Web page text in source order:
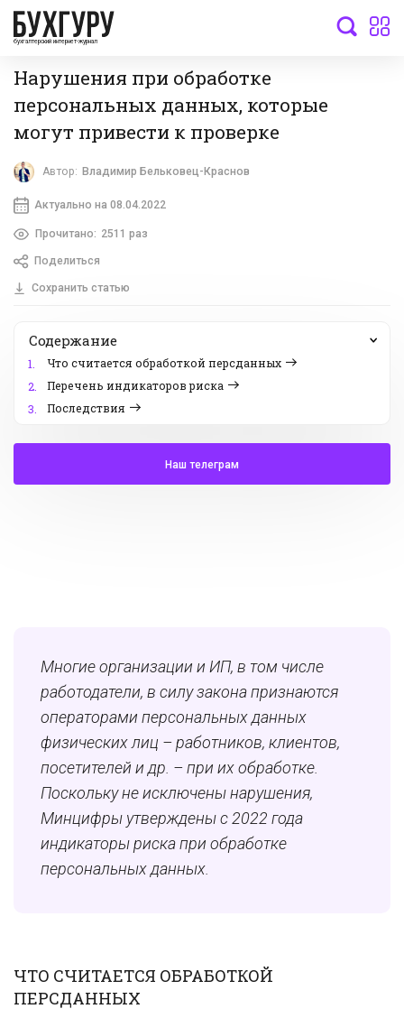
бухгалтерский интернет-журнал
Нарушения при обработке
персональных данных, которые
могут привести к проверке
Автор: Владимир Бельковец-Краснов
Актуально на 08.04.2022
Прочитано: 2511 раз
Поделиться
Сохранить статью
Содержание
1.
Что считается обработкой персданных
2.
Перечень индикаторов риска
3.
Последствия
Наш телеграм
Многие организации и ИП, в том числе
работодатели, в силу закона признаются
операторами персональных данных
физических лиц – работников, клиентов,
посетителей и др. – при их обработке.
Поскольку не исключены нарушения,
Минцифры утверждены с 2022 года
индикаторы риска при обработке
персональных данных.
ЧТО СЧИТАЕТСЯ ОБРАБОТКОЙ
ПЕРСДАННЫХ